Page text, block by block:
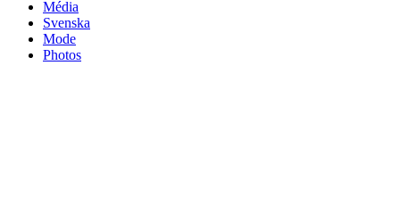
Média
Svenska
Mode
Photos